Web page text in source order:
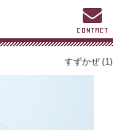
すずかぜ (1)
CONTACT